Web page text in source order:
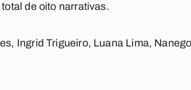
de oito narrativas.
Ingrid Trigueiro, Luana Lima,